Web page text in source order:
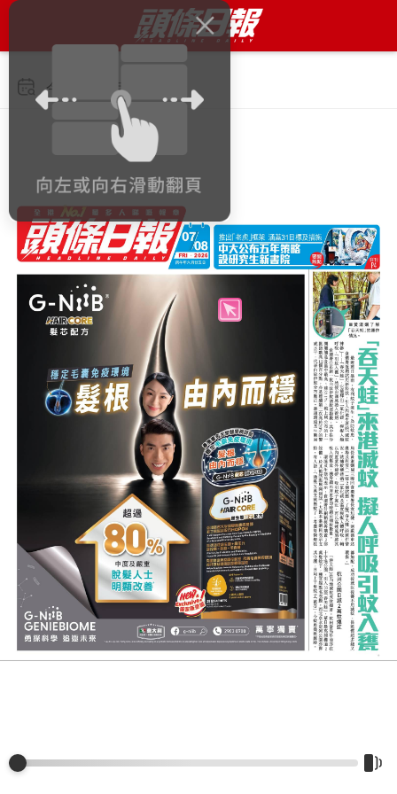
今日 2026年8月7日